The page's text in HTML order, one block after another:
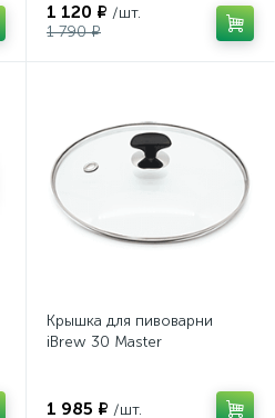
1 120 ₽ /шт.
1 790 ₽
Крышка для пивоварни
iBrew 30 Master
1 985 ₽ /шт.